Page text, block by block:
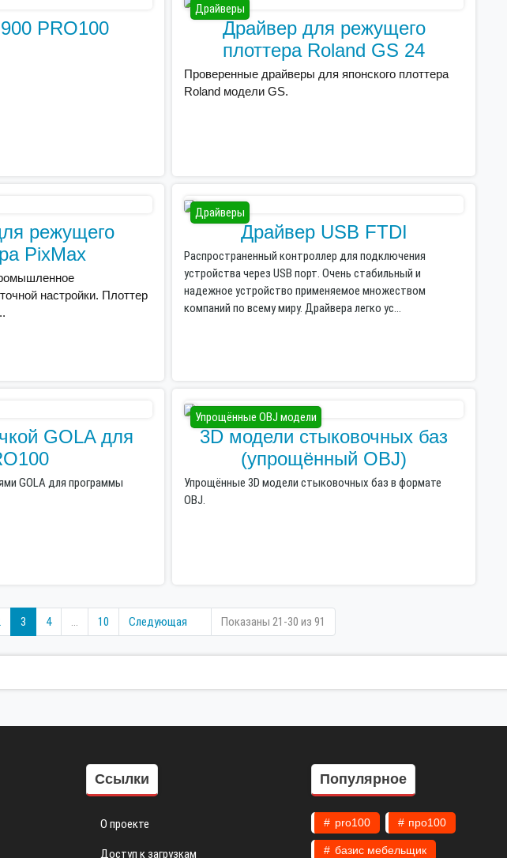
PRO100
Драйверы
Драйвер для режущего
плоттера Roland GS 24
Проверенные драйверы для японского плоттера
Roland модели GS.
режущего
PixMax
настройки. Плоттер
Драйверы
Драйвер USB FTDI
Распространенный контроллер для подключения
устройства через USB порт. Очень стабильный и
надежное устройство применяемое множеством
компаний по всему миру. Драйвера легко ус...
GOLA для
GOLA для программы
Упрощённые OBJ модели
3D модели стыковочных баз
(упрощённый OBJ)
Упрощённые 3D модели стыковочных баз в формате
OBJ.
3 4 ... 10 Следующая Показаны 21-30 из 91
Ссылки
О проекте
Доступ к загрузкам
Популярное
pro100 про100
базис мебельщик